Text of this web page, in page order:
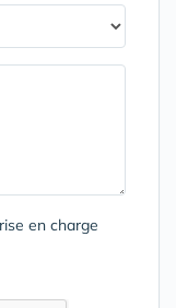
en charge